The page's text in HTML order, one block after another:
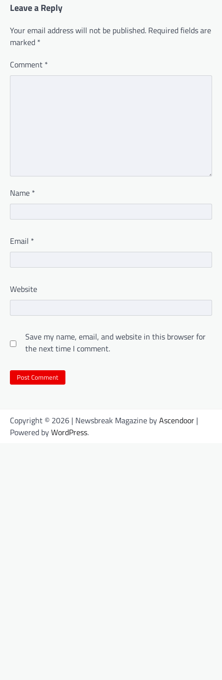
Leave a Reply
Your email address will not be published. Required fields are
marked *
Comment *
Name *
Email *
Website
Save my name, email, and website in this browser for
the next time I comment.
Copyright © 2026 | Newsbreak Magazine byAscendoor |
Powered byWordPress.